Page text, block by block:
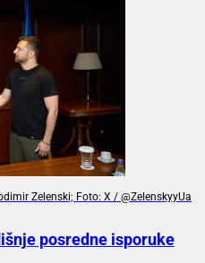
Zelenski; Foto: X / @ZelenskyyUa
posredne isporuke